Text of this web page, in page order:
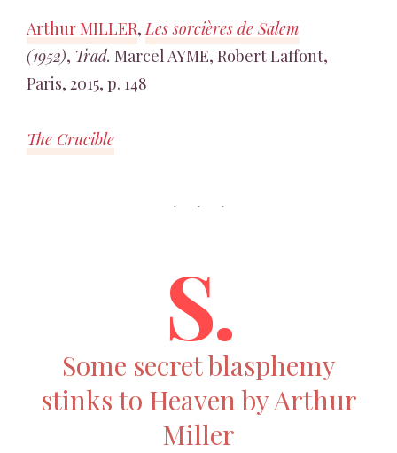
Arthur MILLER,Les sorcières de Salem
(1952), Trad. Marcel AYME, Robert Laffont,
Paris, 2015, p. 148
The Crucible
S.
Some secret blasphemy
stinks to Heaven by Arthur
Miller